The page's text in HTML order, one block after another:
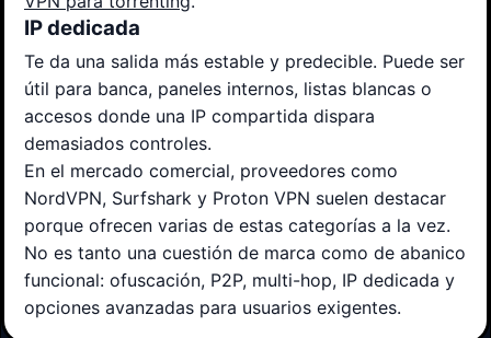
IP dedicada
Te da una salida más estable y predecible. Puede ser
útil para banca, paneles internos, listas blancas o
accesos donde una IP compartida dispara
demasiados controles.
En el mercado comercial, proveedores como
NordVPN, Surfshark y Proton VPN suelen destacar
porque ofrecen varias de estas categorías a la vez.
No es tanto una cuestión de marca como de abanico
funcional: ofuscación, P2P, multi-hop, IP dedicada y
opciones avanzadas para usuarios exigentes.